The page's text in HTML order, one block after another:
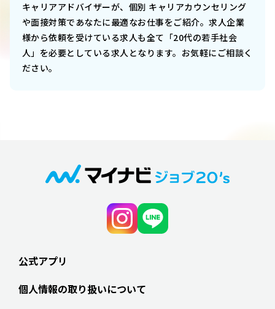
キャリアアドバイザーが、個別 キャリアカウンセリング
や面接対策であなたに最適なお仕事をご紹介。求人企業
様から依頼を受けている求人も全て「20代の若手社会
人」を必要としている求人となります。お気軽にご相談く
ださい。
公式アプリ
個人情報の取り扱いについて